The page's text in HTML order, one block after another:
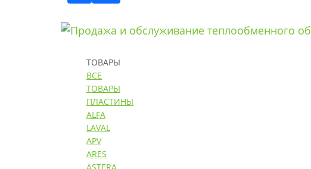
ТОВАРЫ
ВСЕ
ТОВАРЫ
ПЛАСТИНЫ
ALFA
LAVAL
APV
ARES
ASTERA